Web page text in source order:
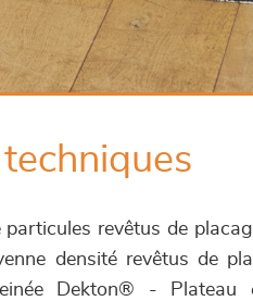
revêtus de
densité revêtus de
Dekton® - Plateau